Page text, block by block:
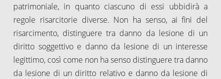
patrimoniale, in quanto ciascuno di essi ubbidirà a
regole risarcitorie diverse. Non ha senso, ai fini del
risarcimento, distinguere tra danno da lesione di un
diritto soggettivo e danno da lesione di un interesse
legittimo, così come non ha senso distinguere tra danno
da lesione di un diritto relativo e danno da lesione di